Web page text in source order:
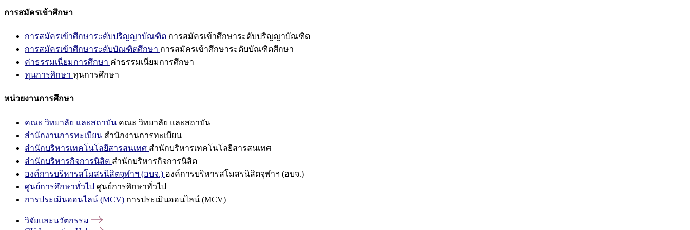
การสมัครเข้าศึกษา
การสมัครเข้าศึกษาระดับปริญญาบัณฑิต การสมัครเข้าศึกษาระดับปริญญาบัณฑิต
การสมัครเข้าศึกษาระดับบัณฑิตศึกษา การสมัครเข้าศึกษาระดับบัณฑิตศึกษา
ค่าธรรมเนียมการศึกษา ค่าธรรมเนียมการศึกษา
ทุนการศึกษา ทุนการศึกษา
หน่วยงานการศึกษา
คณะ วิทยาลัย และสถาบัน คณะ วิทยาลัย และสถาบัน
สำนักงานการทะเบียน สำนักงานการทะเบียน
สำนักบริหารเทคโนโลยีสารสนเทศ สำนักบริหารเทคโนโลยีสารสนเทศ
สำนักบริหารกิจการนิสิต สำนักบริหารกิจการนิสิต
องค์การบริหารสโมสรนิสิตจุฬาฯ (อบจ.) องค์การบริหารสโมสรนิสิตจุฬาฯ (อบจ.)
ศูนย์การศึกษาทั่วไป ศูนย์การศึกษาทั่วไป
การประเมินออนไลน์ (MCV) การประเมินออนไลน์ (MCV)
วิจัยและนวัตกรรม